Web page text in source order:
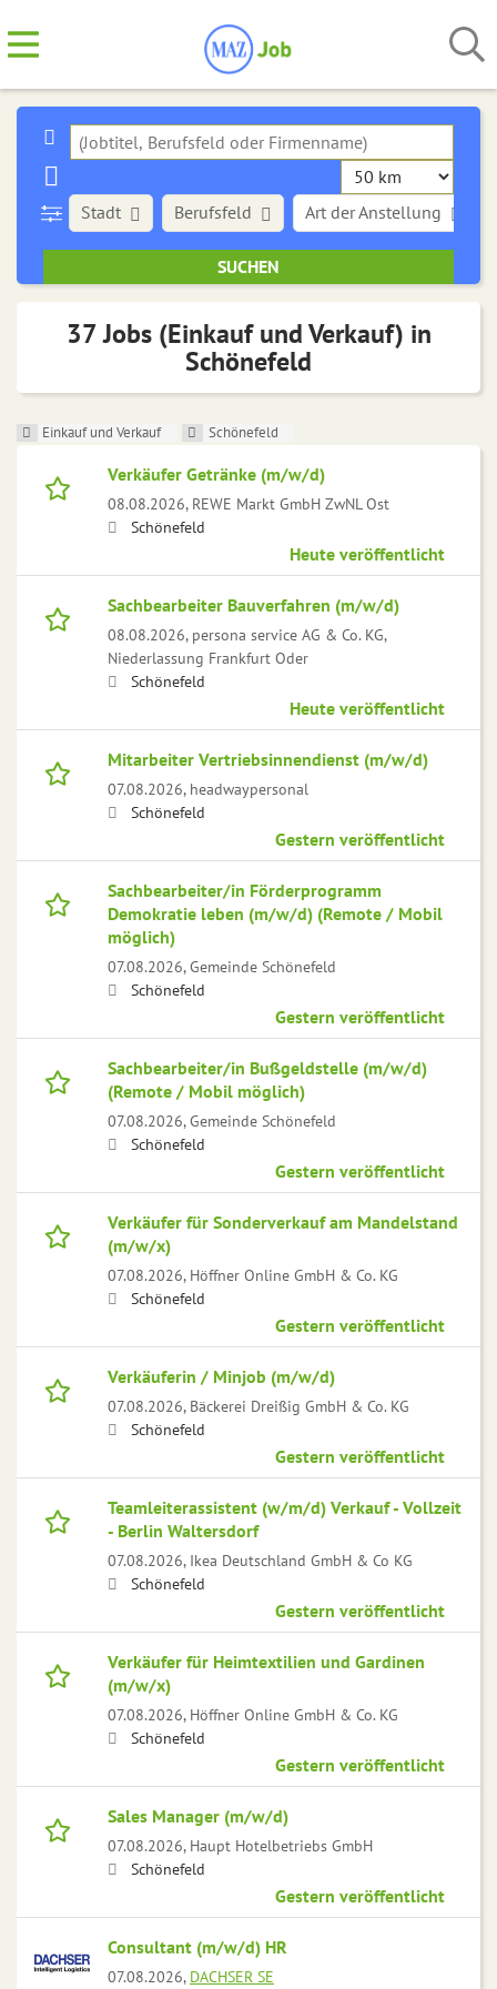
Stadt Art der Anstellung
Berufsfeld
37 Jobs (Einkauf und Verkauf) in
Schönefeld
Einkauf und Verkauf Schönefeld
Verkäufer Getränke (m/w/d)
08.08.2026, REWE Markt GmbH ZwNL Ost
Schönefeld
Heute veröffentlicht
Sachbearbeiter Bauverfahren (m/w/d)
08.08.2026, persona service AG & Co. KG,
Niederlassung Frankfurt Oder
Schönefeld
Heute veröffentlicht
Mitarbeiter Vertriebsinnendienst (m/w/d)
07.08.2026, headwaypersonal
Schönefeld
Gestern veröffentlicht
Sachbearbeiter/in Förderprogramm
Demokratie leben (m/w/d) (Remote / Mobil
möglich)
07.08.2026,Gemeinde Schönefeld
Schönefeld
Gestern veröffentlicht
Sachbearbeiter/in Bußgeldstelle (m/w/d)
(Remote / Mobil möglich)
07.08.2026,Gemeinde Schönefeld
Schönefeld
Gestern veröffentlicht
Verkäufer für Sonderverkauf am Mandelstand
(m/w/x)
07.08.2026, Höffner Online GmbH & Co. KG
Schönefeld
Gestern veröffentlicht
Verkäuferin / Minjob (m/w/d)
07.08.2026, Bäckerei Dreißig GmbH & Co. KG
Schönefeld
Gestern veröffentlicht
Teamleiterassistent (w/m/d) Verkauf - Vollzeit
- Berlin Waltersdorf
07.08.2026, Ikea Deutschland GmbH & Co KG
Schönefeld
Gestern veröffentlicht
Verkäufer für Heimtextilien und Gardinen
(m/w/x)
07.08.2026, Höffner Online GmbH & Co. KG
Schönefeld
Gestern veröffentlicht
Sales Manager (m/w/d)
07.08.2026, Haupt Hotelbetriebs GmbH
Schönefeld
Gestern veröffentlicht
Consultant (m/w/d) HR
07.08.2026, DACHSER SE